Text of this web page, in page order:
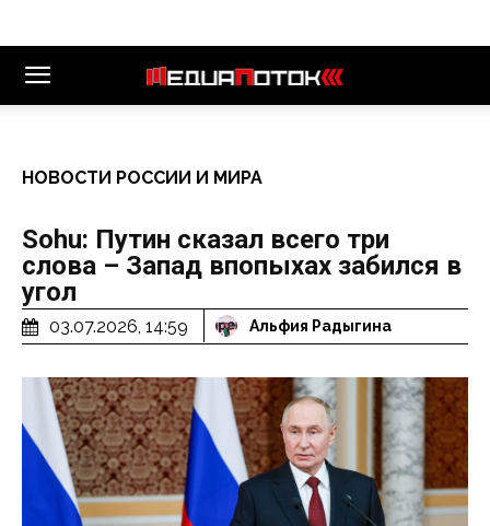
НОВОСТИ РОССИИ И МИРА
Sohu: Путин сказал всего три
слова – Запад впопыхах забился в
угол
03.07.2026, 14:59 Альфия Радыгина